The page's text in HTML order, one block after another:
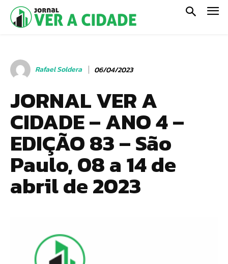
Rafael Soldera 06/04/2023
JORNAL VER A
CIDADE – ANO 4 –
EDIÇÃO 83 – São
Paulo, 08 a 14 de
abril de 2023